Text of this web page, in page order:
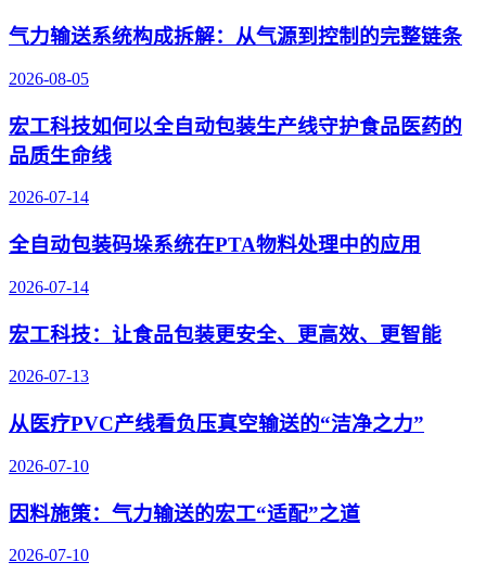
气力输送系统构成拆解：从气源到控制的完整链条
2026-08-05
宏工科技如何以全自动包装生产线守护食品医药的
品质生命线
2026-07-14
全自动包装码垛系统在PTA物料处理中的应用
2026-07-14
宏工科技：让食品包装更安全、更高效、更智能
2026-07-13
从医疗PVC产线看负压真空输送的“洁净之力”
2026-07-10
因料施策：气力输送的宏工“适配”之道
2026-07-10